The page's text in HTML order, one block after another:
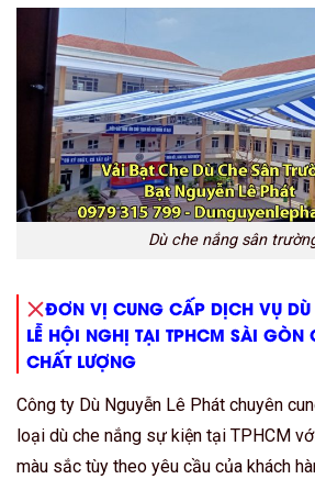
Dù che nắng sân
ĐƠN VỊ CUNG CẤP DỊCH VỤ DÙ
LỄ HỘI NGHỊ TẠI TPHCM SÀI GÒN
CHẤT LƯỢNG
Công ty Dù Nguyễn Lê Phát chuyên
loại dù che nắng sự kiện tại TPHCM
màu sắc tùy theo yêu cầu của khách